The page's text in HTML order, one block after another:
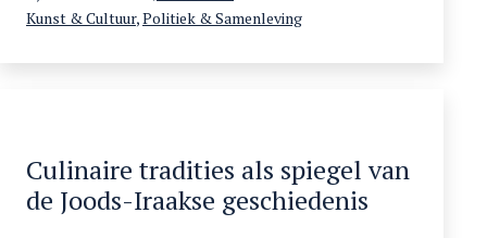
over
op
Gecategoriseerd
Kunst & Cultuur,Politiek & Samenleving
Culinaire tradities als spiegel van
de Joods-Iraakse geschiedenis